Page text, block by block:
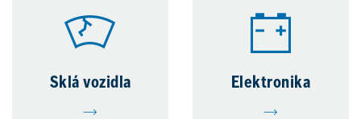
Sklá vozidla Elektronika